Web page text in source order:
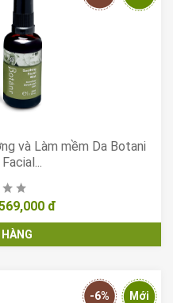
và Làm mềm Da Botani
đ
HÀNG
-6% Mới